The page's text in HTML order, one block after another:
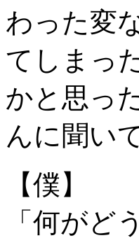
わった変
てしまっ
かと思っ
んに聞い
【僕】
「何がど